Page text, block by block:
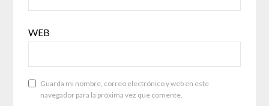
WEB
Guarda mi nombre, correo electrónico y web en este
navegador para la próxima vez que comente.